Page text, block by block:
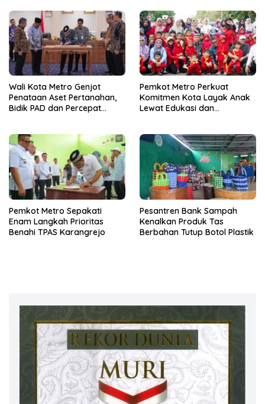
Wali Kota Metro Genjot
Penataan Aset Pertanahan,
Bidik PAD dan Percepat
Pemkot Metro Perkuat
Komitmen Kota Layak Anak
Lewat Edukasi dan
Pemkot Metro Sepakati
Enam Langkah Prioritas
Benahi TPAS Karangrejo
Pesantren Bank Sampah
Kenalkan Produk Tas
Berbahan Tutup Botol Plastik